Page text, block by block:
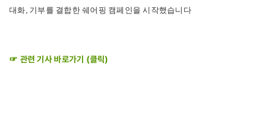
대화, 기부를 결합한 쉐어핑 캠페인을 시작했습니다
☞ 관련 기사 바로가기 (클릭)